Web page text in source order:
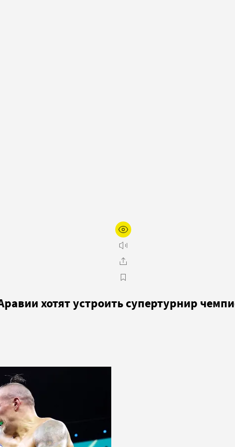
хотят устроить супертурнир